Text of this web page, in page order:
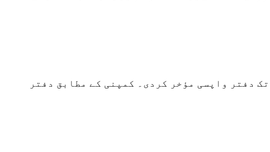
آئی فون بنانے والی معروف ٹیک کمپنی ایپل نے کورونا وائرس کے کیسز میں دوبارہ اضافے کے پیش نظر جنوری 2022 تک دفتر واپسی مؤخر کردی۔ کمپنی کے مطابق دفتر